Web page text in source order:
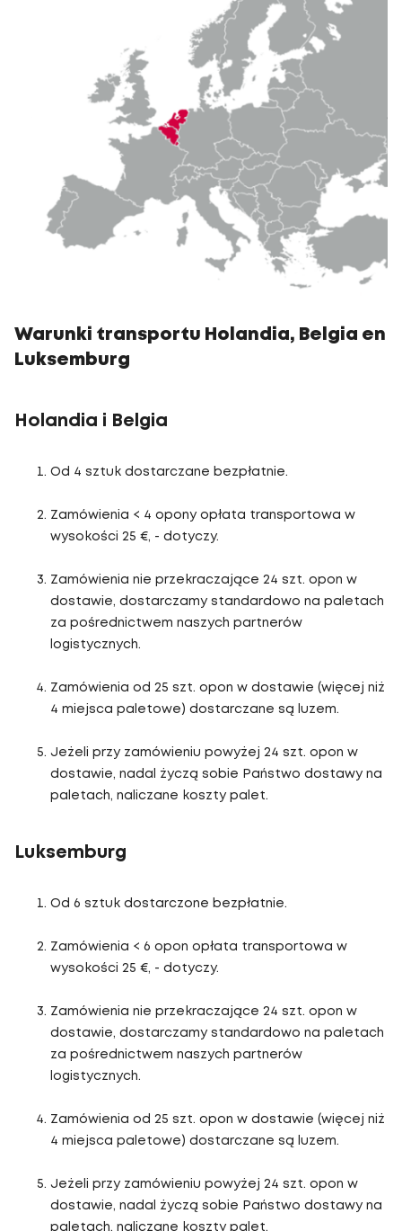
Warunki transportu Holandia, Belgia en
Luksemburg
Holandia i Belgia
Od 4 sztuk dostarczane bezpłatnie.
Zamówienia < 4 opony opłata transportowa w
wysokości 25 €, - dotyczy.
Zamówienia nie przekraczające 24 szt. opon w
dostawie, dostarczamy standardowo na paletach
za pośrednictwem naszych partnerów
logistycznych.
Zamówienia od 25 szt. opon w dostawie (więcej niż
4 miejsca paletowe) dostarczane są luzem.
Jeżeli przy zamówieniu powyżej 24 szt. opon w
dostawie, nadal życzą sobie Państwo dostawy na
paletach, naliczane koszty palet.
Luksemburg
Od 6 sztuk dostarczone bezpłatnie.
Zamówienia < 6 opon opłata transportowa w
wysokości 25 €, - dotyczy.
Zamówienia nie przekraczające 24 szt. opon w
dostawie, dostarczamy standardowo na paletach
za pośrednictwem naszych partnerów
logistycznych.
Zamówienia od 25 szt. opon w dostawie (więcej niż
4 miejsca paletowe) dostarczane są luzem.
Jeżeli przy zamówieniu powyżej 24 szt. opon w
dostawie, nadal życzą sobie Państwo dostawy na
paletach, naliczane koszty palet.